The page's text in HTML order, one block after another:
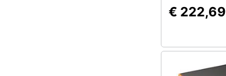
€ 222,69